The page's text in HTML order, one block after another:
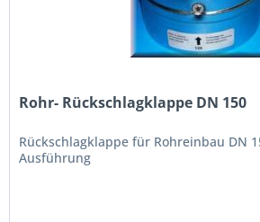
Rohr- Rückschlagklappe DN 150
Rückschlagklappe für Rohreinbau DN
Ausführung